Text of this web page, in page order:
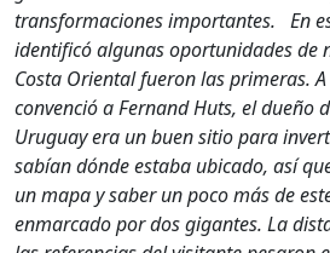
transformaciones importantes. En
identificó algunas oportunidades de
Costa Oriental fueron las primeras.
convenció a Fernand Huts, el dueño
Uruguay era un buen sitio para
sabían dónde estaba ubicado, así
un mapa y saber un poco más de
enmarcado por dos gigantes. La